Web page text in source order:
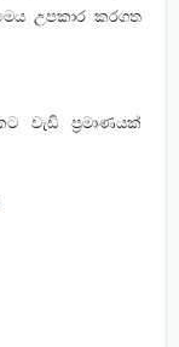
උපකාර කරගත
වැඩි ප්‍රමාණයක්